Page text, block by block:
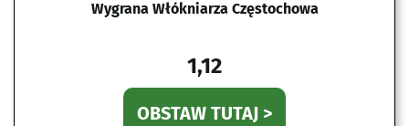
Wygrana Włókniarza Częstochowa
1,12
OBSTAW TUTAJ >